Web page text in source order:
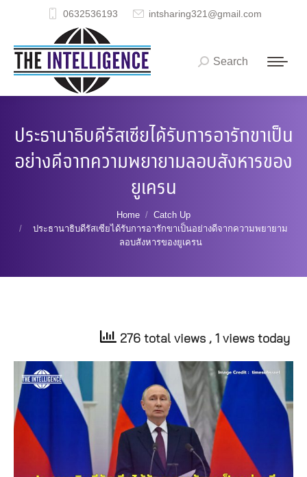
0632536193 intsharing321@gmail.com
Search:
Search
ประธานาธิบดีรัสเซียได้รับการอารักขาเป็น
อย่างดีจากความพยายามลอบสังหารของ
ยูเครน
Home
Catch Up
ประธานาธิบดีรัสเซียได้รับการอารักขาเป็นอย่างดีจากความพยายาม
ลอบสังหารของยูเครน
276 total views , 1 views today